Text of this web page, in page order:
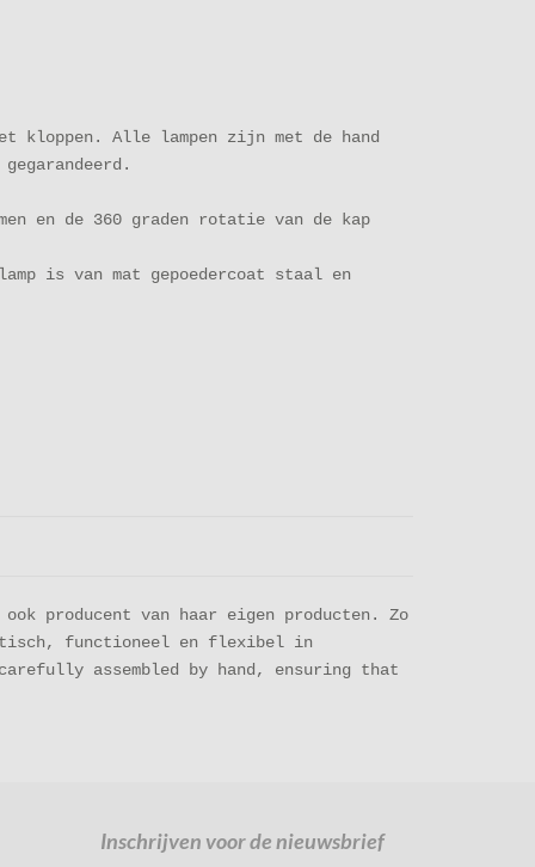
kloppen. Alle lampen zijn met de hand
en de 360 graden rotatie van de kap
is van mat gepoedercoat staal en
producent van haar eigen producten. Zo
functioneel en flexibel in
assembled by hand, ensuring that
Inschrijven voor de nieuwsbrief